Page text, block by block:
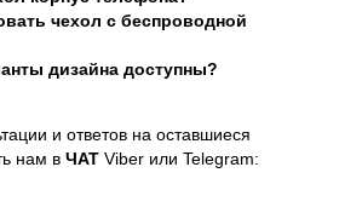
чехол с беспроводной
дизайна доступны?
и ответов на оставшиеся
нам в ЧАТ Viber или Telegram: